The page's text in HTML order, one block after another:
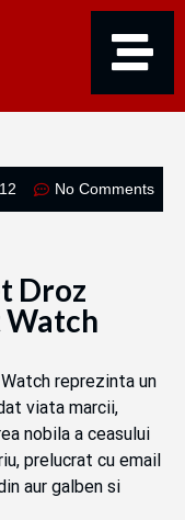
No Comments
Droz
Watch
reprezinta un
viata marcii,
nobila a ceasului
prelucrat cu email
aur galben si